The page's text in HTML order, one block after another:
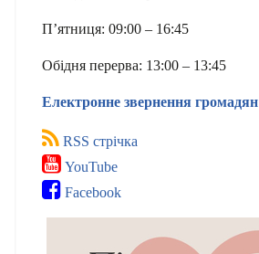
П’ятниця: 09:00 – 16:45
Обідня перерва: 13:00 – 13:45
Електронне звернення громадян
RSS стрічка
YouTube
Facebook